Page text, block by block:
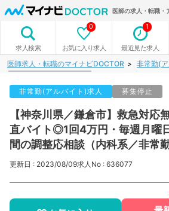
医師の求人・転職・
求人検索 お気に入り求人
0
最近見た求人
1
医師求人・転職のマイナビDOCTOR 非常勤(
非常勤(アルバイト)求人 募集停止
【神奈川県／鎌倉市】救急対応
直バイト◎1回4万円・毎週月曜
間の調整応相談（内科系／非常勤
更新日 : 2023/08/09求人No : 636077